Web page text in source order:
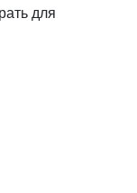
для